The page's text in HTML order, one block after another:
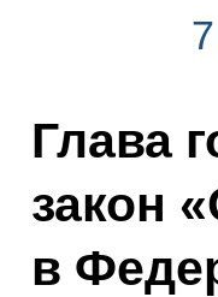
Глава
закон
в